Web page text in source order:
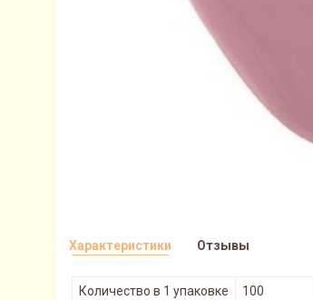
Характеристики
Количество в 1 упаковке
100
Отзывы